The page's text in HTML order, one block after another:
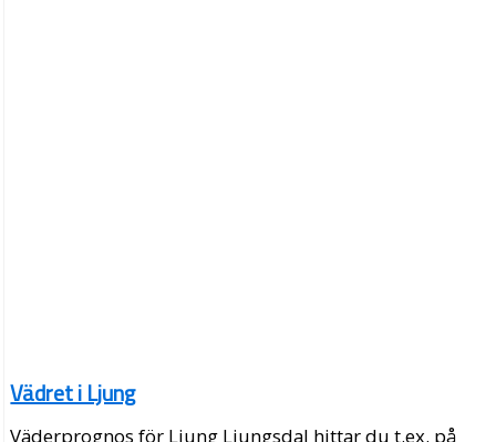
Vädret i Ljung
Väderprognos för Ljung Ljungsdal hittar du t.ex. på